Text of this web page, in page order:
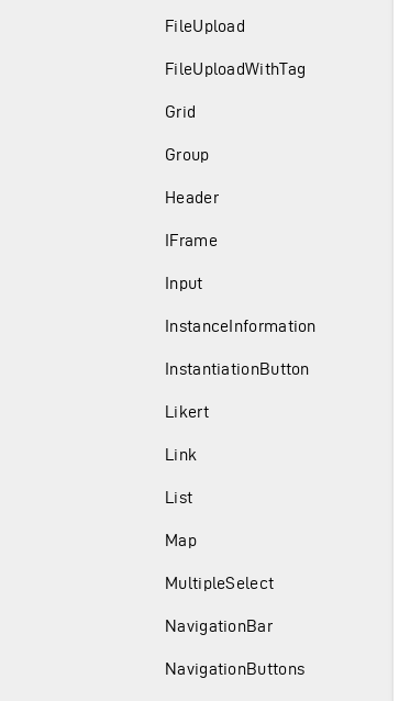
FileUpload
FileUploadWithTag
Grid
Group
Header
IFrame
Input
InstanceInformation
InstantiationButton
Likert
Link
List
Map
MultipleSelect
NavigationBar
NavigationButtons